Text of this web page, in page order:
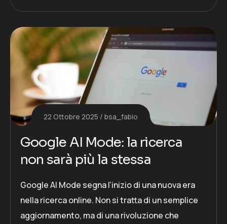
22 Ottobre 2025 bsa_fabio
Google AI Mode: la ricerca
non sarà più la stessa
Google AI Mode segna l’inizio di una nuova era
nella ricerca online. Non si tratta di un semplice
aggiornamento, ma di una rivoluzione che